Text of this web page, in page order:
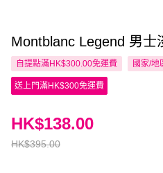
Montblanc Legend 男士
自提點滿HK$300.00免運費 國家/地
送上門滿HK$300免運費
HK$395.00
HK$138.00